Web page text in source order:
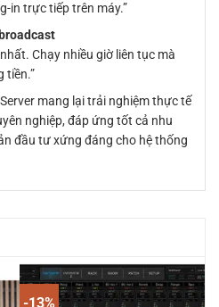
in trực tiếp trên máy.”
Chạy nhiều giờ liên tục mà
tiền.”
mang lại trải nghiệm thực tế
nghiệp, đáp ứng tốt cả nhu
đầu tư xứng đáng cho hệ thống
-13%